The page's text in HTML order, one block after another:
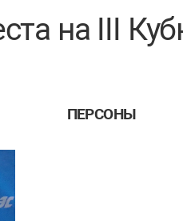
на III
ПЕРСОНЫ